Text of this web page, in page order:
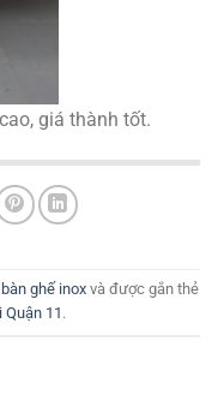
giá thành tốt.
ghế inoxvà được gắn thẻ
11 .